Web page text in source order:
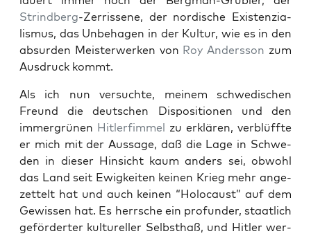
Strind­berg-Zer­ris­se­ne, der nor­di­sche Exis­ten­zia­
lis­mus, das Unbe­ha­gen in der Kul­tur, wie es in den
absur­den Meis­ter­wer­ken von Roy Anders­son zum
Aus­druck kommt.
Als ich nun ver­such­te, mei­nem schwe­di­schen
Freund die deut­schen Dis­po­si­tio­nen und den
immer­grü­nen Hit­ler­fim­mel zu erklä­ren, ver­blüff­te
er mich mit der Aus­sa­ge, daß die Lage in Schwe­
den in die­ser Hin­sicht kaum anders sei, obwohl
das Land seit Ewig­kei­ten kei­nen Krieg mehr ange­
zet­telt hat und auch kei­nen “Holo­caust” auf dem
Gewis­sen hat. Es herr­sche ein pro­fun­der, staat­lich
geför­der­ter kul­tu­rel­ler Selbst­haß, und Hit­ler wer­